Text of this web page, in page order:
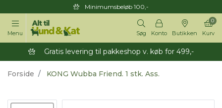
Minimumsbeløb 100,-
Menu Søg Konto Butikken Kurv
0
Gratis levering til pakkeshop v. køb for 499,-
Forside KONG Wubba Friend. 1 stk. Ass.